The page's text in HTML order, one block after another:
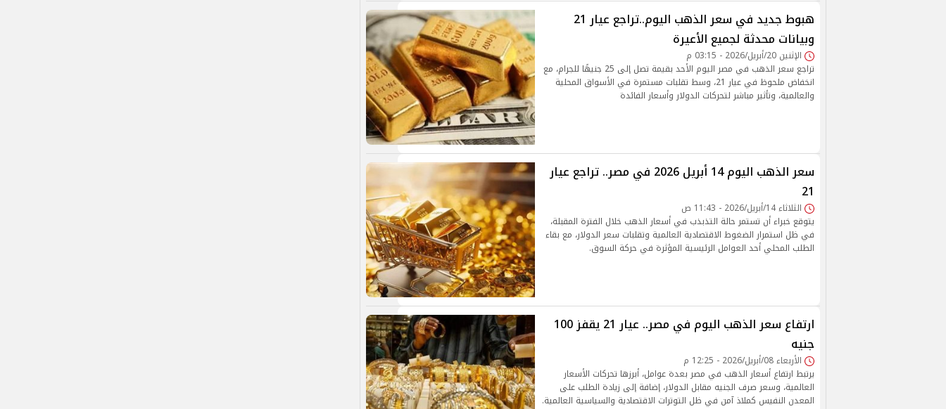
هبوط جديد في سعر الذهب اليوم..تراجع عيار 21
وبيانات محدثة لجميع الأعيرة
الإثنين 20/أبريل/2026 - 03:15 م
تراجع سعر الذهب في مصر اليوم الأحد بقيمة تصل إلى 25 جنيهًا للجرام، مع
انخفاض ملحوظ في عيار 21، وسط تقلبات مستمرة في الأسواق المحلية
والعالمية، وتأثير مباشر لتحركات الدولار وأسعار الفائدة
سعر الذهب اليوم 14 أبريل 2026 في مصر.. تراجع عيار
21
الثلاثاء 14/أبريل/2026 - 11:43 ص
يتوقع خبراء أن تستمر حالة التذبذب في أسعار الذهب خلال الفترة المقبلة،
في ظل استمرار الضغوط الاقتصادية العالمية وتقلبات سعر الدولار، مع بقاء
الطلب المحلي أحد العوامل الرئيسية المؤثرة في حركة السوق.
ارتفاع سعر الذهب اليوم في مصر.. عيار 21 يقفز 100
جنيه
الأربعاء 08/أبريل/2026 - 12:25 م
يرتبط ارتفاع أسعار الذهب في مصر بعدة عوامل، أبرزها تحركات الأسعار
العالمية، وسعر صرف الجنيه مقابل الدولار، إضافة إلى زيادة الطلب على
المعدن النفيس كملاذ آمن في ظل التوترات الاقتصادية والسياسية العالمية.